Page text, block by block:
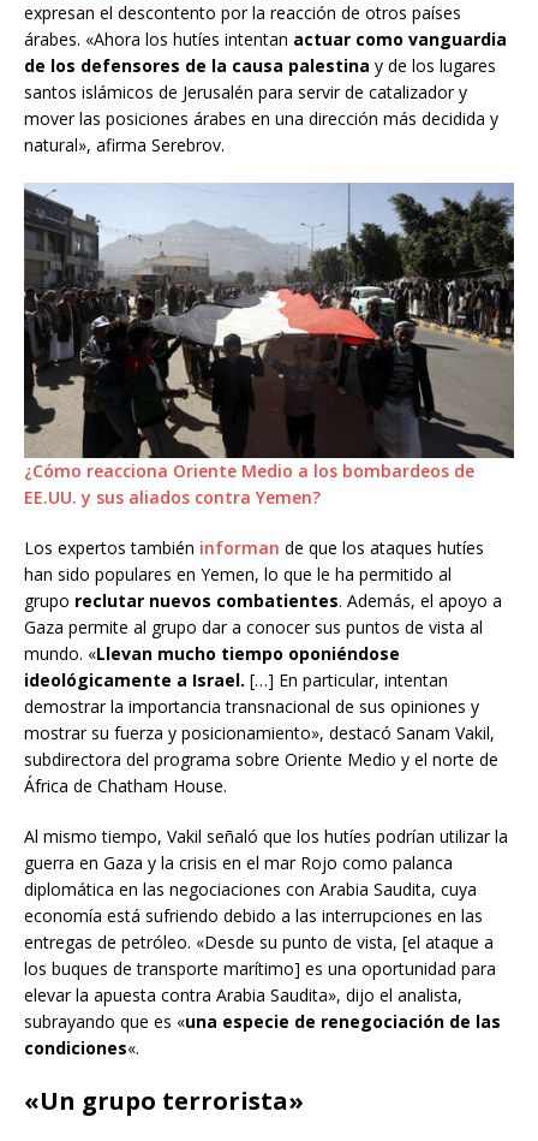
expresan el descontento por la reacción de otros países
árabes. «Ahora los hutíes intentan actuar como vanguardia
de los defensores de la causa palestina y de los lugares
santos islámicos de Jerusalén para servir de catalizador y
mover las posiciones árabes en una dirección más decidida y
natural», afirma Serebrov.
¿Cómo reacciona Oriente Medio a los bombardeos de
EE.UU. y sus aliados contra Yemen?
Los expertos también informan de que los ataques hutíes
han sido populares en Yemen, lo que le ha permitido al
grupo reclutar nuevos combatientes. Además, el apoyo a
Gaza permite al grupo dar a conocer sus puntos de vista al
mundo. «Llevan mucho tiempo oponiéndose
ideológicamente a Israel. […] En particular, intentan
demostrar la importancia transnacional de sus opiniones y
mostrar su fuerza y posicionamiento», destacó Sanam Vakil,
subdirectora del programa sobre Oriente Medio y el norte de
África de Chatham House.
Al mismo tiempo, Vakil señaló que los hutíes podrían utilizar la
guerra en Gaza y la crisis en el mar Rojo como palanca
diplomática en las negociaciones con Arabia Saudita, cuya
economía está sufriendo debido a las interrupciones en las
entregas de petróleo. «Desde su punto de vista, [el ataque a
los buques de transporte marítimo] es una oportunidad para
elevar la apuesta contra Arabia Saudita», dijo el analista,
subrayando que es «una especie de renegociación de las
condiciones«.
«Un grupo terrorista»